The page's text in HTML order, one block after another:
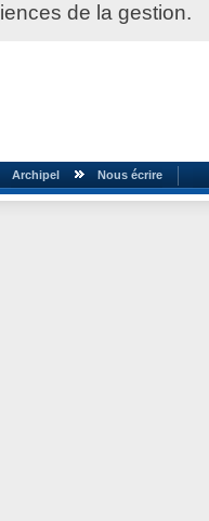
de la gestion.
Archipel Nous écrire